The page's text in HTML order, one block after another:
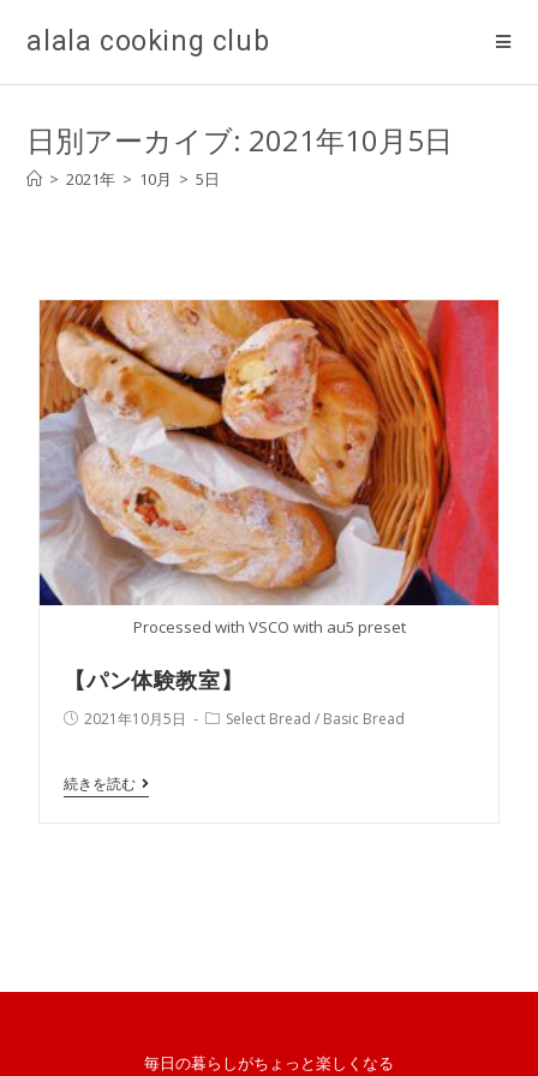
alala cooking club
日別アーカイブ: 2021年10月5日
> 2021年 > 10月 > 5日
Processed with VSCO with au5 preset
【パン体験教室】
2021年10月5日 Select Bread / Basic Bread
続きを読む
毎日の暮らしがちょっと楽しくなる